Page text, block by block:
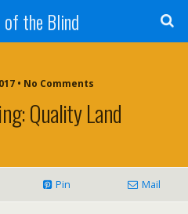
of the Blind
• No Comments
Quality Land
Pin Mail